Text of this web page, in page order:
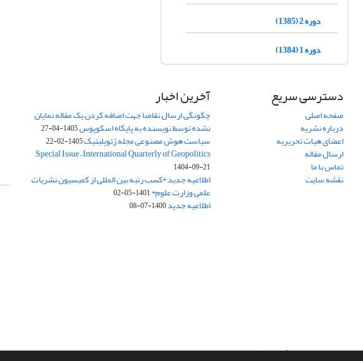
دوره 2 (1385)
دوره 1 (1384)
دسترسی سریع
صفحه اصلی
درباره نشریه
اعضای هیات تحریریه
ارسال مقاله
تماس با ما
نقشه سایت
آخرین اخبار
چگونگی ارسال تقاضا جهت اضافه کردن یک مقاله نمایان
نشده توسط نویسنده به پایگاه اسکوپوس1405-04-27
سیاست هوش مصنوعی مجله ژئوپلیتیک1405-02-22
Special Issue – International Quarterly of Geopolitics
1404-09-21
اطلاعیه جدید *کسب رتبه بین المللی از کمیسیون نشریات
علمی وزارت علوم*1401-05-02
اطلاعیه جدید1400-07-08
سامانه مدیریت نشریات علمی.طراحی و پیاده سازی ازسیناوب